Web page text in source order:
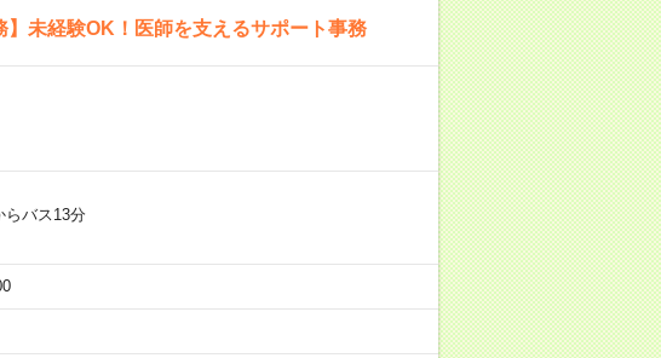
未経験OK！医師を支えるサポート事務
らバス13分